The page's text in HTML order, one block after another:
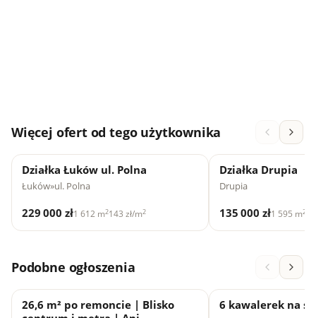
Więcej ofert od tego użytkownika
Działka Łuków ul. Polna
Łuków»ul. Polna
229 000 zł1 612 m2143 zł/m2
Działka Drupia
Drupia
135 000 zł1 595 m2
Podobne ogłoszenia
26,6 m² po remoncie | Blisko
6 kawalerek na